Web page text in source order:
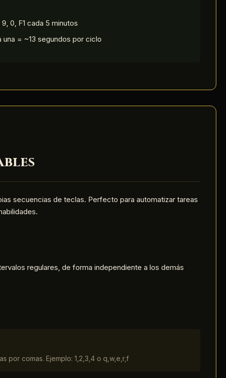
0, F1 cada 5 minutos
una = ~13 segundos por ciclo
secuencias de teclas. Perfecto para automatizar tareas
regulares, de forma independiente a los demás
por comas. Ejemplo: 1,2,3,4 o q,w,e,r,f